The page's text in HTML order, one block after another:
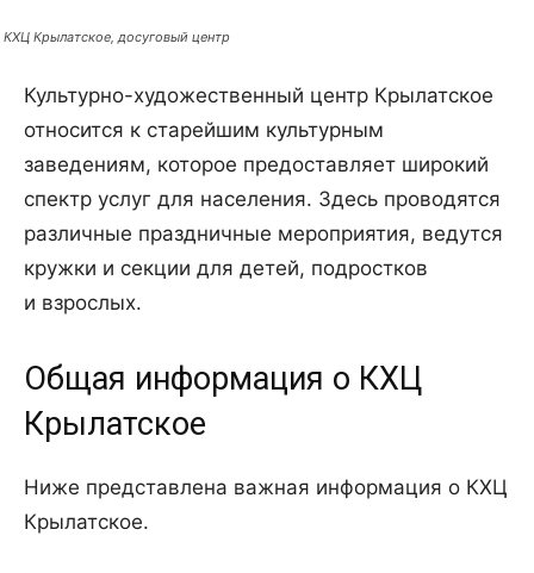
КХЦ Крылатское, досуговый центр
Культурно-художественный центр Крылатское
относится к старейшим культурным
заведениям, которое предоставляет широкий
спектр услуг для населения. Здесь проводятся
различные праздничные мероприятия, ведутся
кружки и секции для детей, подростков
и взрослых.
Общая информация о КХЦ
Крылатское
Ниже представлена важная информация о КХЦ
Крылатское.